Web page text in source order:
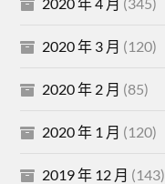
2020 年 3 月 (120)
2020 年 2 月 (85)
2020 年 1 月 (120)
2019 年 12 月 (143)